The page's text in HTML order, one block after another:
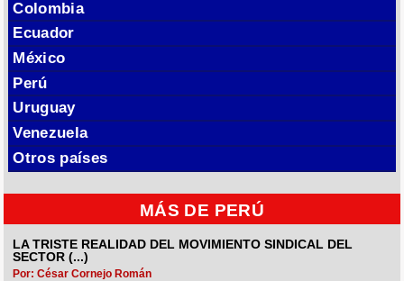
Colombia
Ecuador
México
Perú
Uruguay
Venezuela
Otros países
MÁS DE PERÚ
LA TRISTE REALIDAD DEL MOVIMIENTO SINDICAL DEL
SECTOR (...)
Por: César Cornejo Román